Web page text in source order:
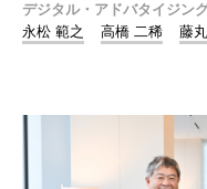
デジタル・アドバタイジン
永松 範之
高橋 二稀 藤